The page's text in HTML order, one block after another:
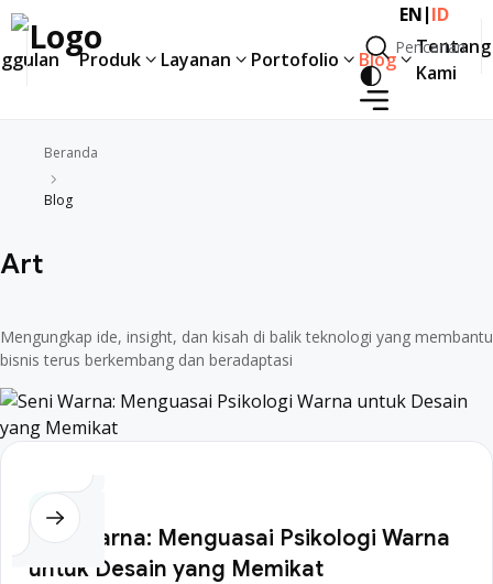
Produk Layanan Portofolio Blog
Tentang
Kami
EN|ID
Pencarian
Pencarian
Beranda
Blog
Art
Mengungkap ide, insight, dan kisah di balik teknologi yang membantu
bisnis terus berkembang dan beradaptasi
Seni Warna: Menguasai Psikologi Warna
untuk Desain yang Memikat